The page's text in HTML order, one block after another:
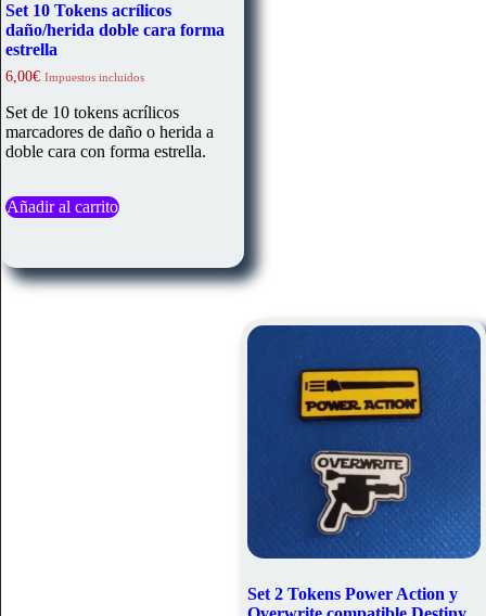
Set 10 Tokens acrílicos
daño/herida doble cara forma
estrella
6,00€ Impuestos incluidos
Set de 10 tokens acrílicos
marcadores de daño o herida a
doble cara con forma estrella.
Añadir al carrito
Set 2 Tokens Power Action y